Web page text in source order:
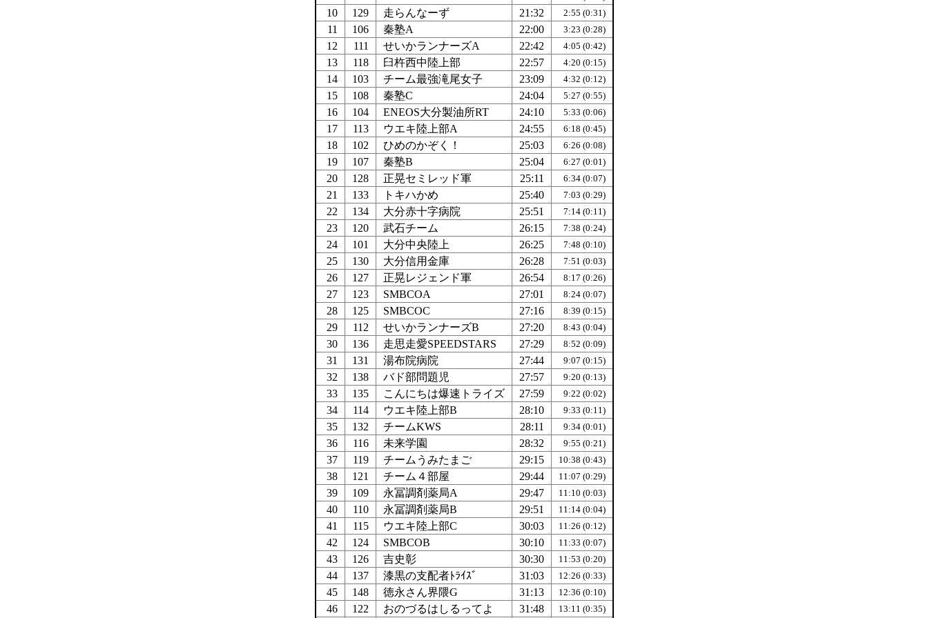
10 129 走らんなーず 21:32 2:55 (0:31)
11 106 秦塾A 22:00 3:23 (0:28)
12 111 せいかランナーズA 22:42 4:05 (0:42)
13 118 臼杵西中陸上部 22:57 4:20 (0:15)
14 103 チーム最強滝尾女子 23:09 4:32 (0:12)
15 108 秦塾C 24:04 5:27 (0:55)
16 104 ENEOS大分製油所RT 24:10 5:33 (0:06)
17 113 ウエキ陸上部A 24:55 6:18 (0:45)
18 102 ひめのかぞく！ 25:03 6:26 (0:08)
19 107 秦塾B 25:04 6:27 (0:01)
20 128 正晃セミレッド軍 25:11 6:34 (0:07)
21 133 トキハかめ 25:40 7:03 (0:29)
22 134 大分赤十字病院 25:51 7:14 (0:11)
23 120 武石チーム 26:15 7:38 (0:24)
24 101 大分中央陸上 26:25 7:48 (0:10)
25 130 大分信用金庫 26:28 7:51 (0:03)
26 127 正晃レジェンド軍 26:54 8:17 (0:26)
27 123 SMBCOA 27:01 8:24 (0:07)
28 125 SMBCOC 27:16 8:39 (0:15)
29 112 せいかランナーズB 27:20 8:43 (0:04)
30 136 走思走愛SPEEDSTARS 27:29 8:52 (0:09)
31 131 湯布院病院 27:44 9:07 (0:15)
32 138 バド部問題児 27:57 9:20 (0:13)
33 135 こんにちは爆速トライズ 27:59 9:22 (0:02)
34 114 ウエキ陸上部B 28:10 9:33 (0:11)
35 132 チームKWS 28:11 9:34 (0:01)
36 116 未来学園 28:32 9:55 (0:21)
37 119 チームうみたまご 29:15 10:38 (0:43)
38 121 チーム４部屋 29:44 11:07 (0:29)
39 109 永冨調剤薬局A 29:47 11:10 (0:03)
40 110 永冨調剤薬局B 29:51 11:14 (0:04)
41 115 ウエキ陸上部C 30:03 11:26 (0:12)
42 124 SMBCOB 30:10 11:33 (0:07)
43 126 吉史彰 30:30 11:53 (0:20)
44 137 漆黒の支配者ﾄﾗｲｽﾞ 31:03 12:26 (0:33)
45 148 徳永さん界隈G 31:13 12:36 (0:10)
46 122 おのづるはしるってよ 31:48 13:11 (0:35)